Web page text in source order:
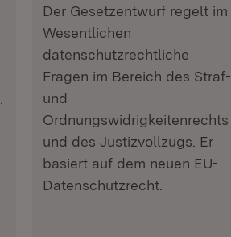
Der Gesetzentwurf regelt im
Wesentlichen
datenschutzrechtliche
Fragen im Bereich des Straf-
und
Ordnungswidrigkeitenrechts
und des Justizvollzugs. Er
basiert auf dem neuen EU-
Datenschutzrecht.